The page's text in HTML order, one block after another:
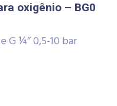
oxigênio – BG0
G ¼” 0,5-10 bar